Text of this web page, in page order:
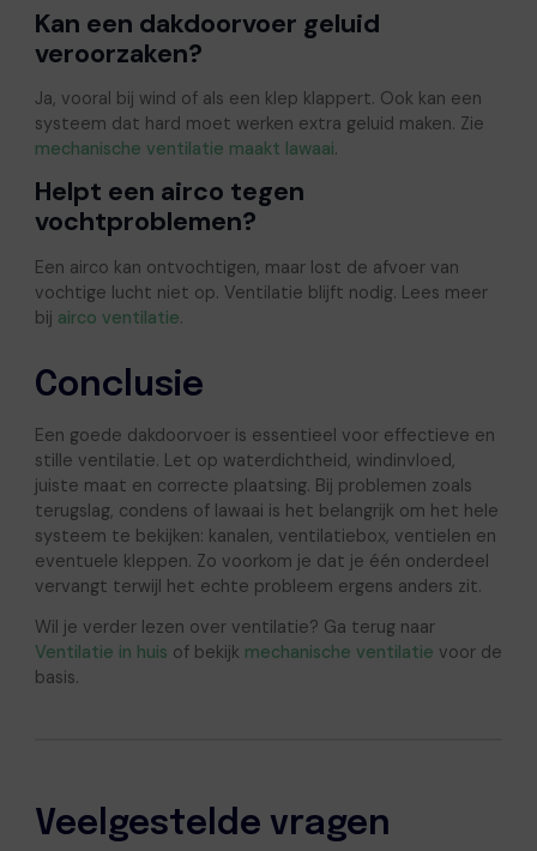
Kan een dakdoorvoer geluid
veroorzaken?
Ja, vooral bij wind of als een klep klappert. Ook kan een
systeem dat hard moet werken extra geluid maken. Zie
mechanische ventilatie maakt lawaai.
Helpt een airco tegen
vochtproblemen?
Een airco kan ontvochtigen, maar lost de afvoer van
vochtige lucht niet op. Ventilatie blijft nodig. Lees meer
bij airco ventilatie.
Conclusie
Een goede dakdoorvoer is essentieel voor effectieve en
stille ventilatie. Let op waterdichtheid, windinvloed,
juiste maat en correcte plaatsing. Bij problemen zoals
terugslag, condens of lawaai is het belangrijk om het hele
systeem te bekijken: kanalen, ventilatiebox, ventielen en
eventuele kleppen. Zo voorkom je dat je één onderdeel
vervangt terwijl het echte probleem ergens anders zit.
Wil je verder lezen over ventilatie? Ga terug naar
Ventilatie in huis of bekijk mechanische ventilatie voor de
basis.
Veelgestelde vragen